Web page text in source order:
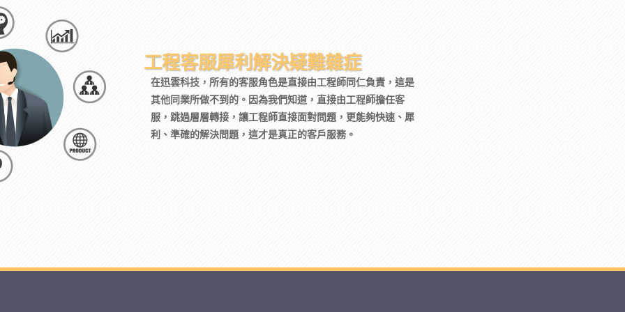
工程客服犀利解決疑難雜症
在迅雲科技，所有的客服角色是直接由工程師同仁負責，這是
其他同業所做不到的。因為我們知道，直接由工程師擔任客
服，跳過層層轉接，讓工程師直接面對問題，更能夠快速、犀
利、準確的解決問題，這才是真正的客戶服務。